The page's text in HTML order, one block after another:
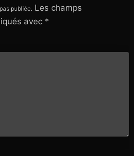
publiée. Les champs
avec *